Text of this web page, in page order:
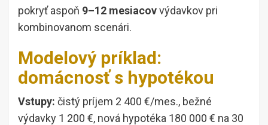
pokryť aspoň 9–12 mesiacovvýdavkov pri
kombinovanom scenári.
Modelový príklad:
domácnosť s hypotékou
Vstupy: čistý príjem 2 400 €/mes., bežné
výdavky 1 200 €, nová hypotéka 180 000 € na 30